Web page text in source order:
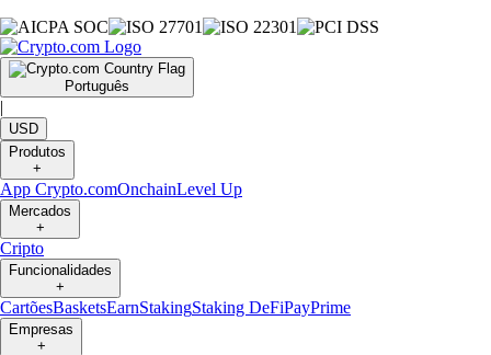
Português
|
USD
Produtos
+
App Crypto.comOnchainLevel Up
Mercados
+
Cripto
Funcionalidades
+
CartõesBasketsEarnStakingStaking DeFiPayPrime
Empresas
+